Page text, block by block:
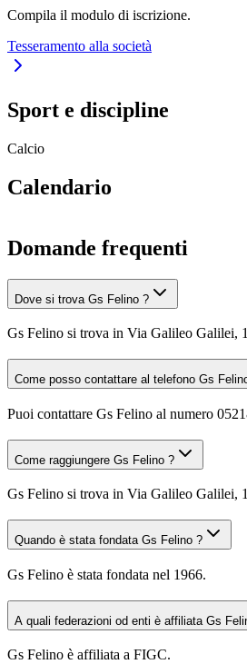
Compila il modulo di iscrizione.
Tesseramento alla società
Sport e discipline
Calcio
Calendario
Domande frequenti
Dove si trova Gs Felino ?
Gs Felino si trova in Via Galileo Galilei,
Come posso contattare al telefono Gs
Puoi contattare Gs Felino al numero
Come raggiungere Gs Felino ?
Gs Felino si trova in Via Galileo Galilei,
Quando è stata fondata Gs Felino ?
Gs Felino è stata fondata nel 1966.
A quali federazioni od enti è affiliata Gs
Gs Felino è affiliata a FIGC.